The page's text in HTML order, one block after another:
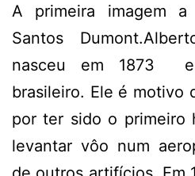
A primeira imagem
Santos
nasceu em 1873
brasileiro. Ele é motivo
por ter sido o primeiro
levantar vôo num